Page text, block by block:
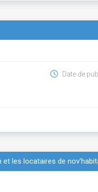
Date de
et les locataires de